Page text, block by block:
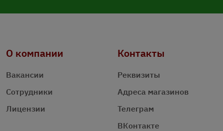
О компании
Вакансии
Сотрудники
Лицензии
Контакты
Реквизиты
Адреса магазинов
Телеграм
ВКонтакте